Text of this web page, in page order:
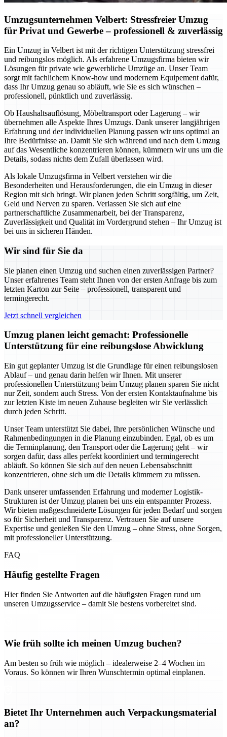
Umzugsunternehmen Velbert: Stressfreier Umzug
für Privat und Gewerbe – professionell & zuverlässig
Ein Umzug in Velbert ist mit der richtigen Unterstützung stressfrei
und reibungslos möglich. Als erfahrene Umzugsfirma bieten wir
Lösungen für private wie gewerbliche Umzüge an. Unser Team
sorgt mit fachlichem Know-how und modernem Equipement dafür,
dass Ihr Umzug genau so abläuft, wie Sie es sich wünschen –
professionell, pünktlich und zuverlässig.
Ob Haushaltsauflösung, Möbeltransport oder Lagerung – wir
übernehmen alle Aspekte Ihres Umzugs. Dank unserer langjährigen
Erfahrung und der individuellen Planung passen wir uns optimal an
Ihre Bedürfnisse an. Damit Sie sich während und nach dem Umzug
auf das Wesentliche konzentrieren können, kümmern wir uns um die
Details, sodass nichts dem Zufall überlassen wird.
Als lokale Umzugsfirma in Velbert verstehen wir die
Besonderheiten und Herausforderungen, die ein Umzug in dieser
Region mit sich bringt. Wir planen jeden Schritt sorgfältig, um Zeit,
Geld und Nerven zu sparen. Verlassen Sie sich auf eine
partnerschaftliche Zusammenarbeit, bei der Transparenz,
Zuverlässigkeit und Qualität im Vordergrund stehen – Ihr Umzug ist
bei uns in sicheren Händen.
Wir sind für Sie da
Sie planen einen Umzug und suchen einen zuverlässigen Partner?
Unser erfahrenes Team steht Ihnen von der ersten Anfrage bis zum
letzten Karton zur Seite – professionell, transparent und
termingerecht.
Jetzt schnell vergleichen
Umzug planen leicht gemacht: Professionelle
Unterstützung für eine reibungslose Abwicklung
Ein gut geplanter Umzug ist die Grundlage für einen reibungslosen
Ablauf – und genau darin helfen wir Ihnen. Mit unserer
professionellen Unterstützung beim Umzug planen sparen Sie nicht
nur Zeit, sondern auch Stress. Von der ersten Kontaktaufnahme bis
zur letzten Kiste im neuen Zuhause begleiten wir Sie verlässlich
durch jeden Schritt.
Unser Team unterstützt Sie dabei, Ihre persönlichen Wünsche und
Rahmenbedingungen in die Planung einzubinden. Egal, ob es um
die Terminplanung, den Transport oder die Lagerung geht – wir
sorgen dafür, dass alles perfekt koordiniert und termingerecht
abläuft. So können Sie sich auf den neuen Lebensabschnitt
konzentrieren, ohne sich um die Details kümmern zu müssen.
Dank unserer umfassenden Erfahrung und moderner Logistik-
Strukturen ist der Umzug planen bei uns ein entspannter Prozess.
Wir bieten maßgeschneiderte Lösungen für jeden Bedarf und sorgen
so für Sicherheit und Transparenz. Vertrauen Sie auf unsere
Expertise und genießen Sie den Umzug – ohne Stress, ohne Sorgen,
mit professioneller Unterstützung.
FAQ
Häufig gestellte Fragen
Hier finden Sie Antworten auf die häufigsten Fragen rund um
unseren Umzugsservice – damit Sie bestens vorbereitet sind.
Wie früh sollte ich meinen Umzug buchen?
Am besten so früh wie möglich – idealerweise 2–4 Wochen im
Voraus. So können wir Ihren Wunschtermin optimal einplanen.
Bietet Ihr Unternehmen auch Verpackungsmaterial
an?